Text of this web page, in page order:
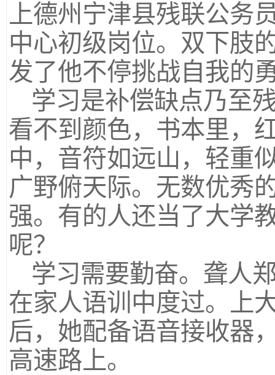
上德州宁津县残联公务
中心初级岗位。双下肢
发了他不停挑战自我的
学习是补偿缺点乃至
看不到颜色，书本里，
中，音符如远山，轻重
广野俯天际。无数优秀
强。有的人还当了大学
呢？
学习需要勤奋。聋人
在家人语训中度过。上
后，她配备语音接收器
高速路上。